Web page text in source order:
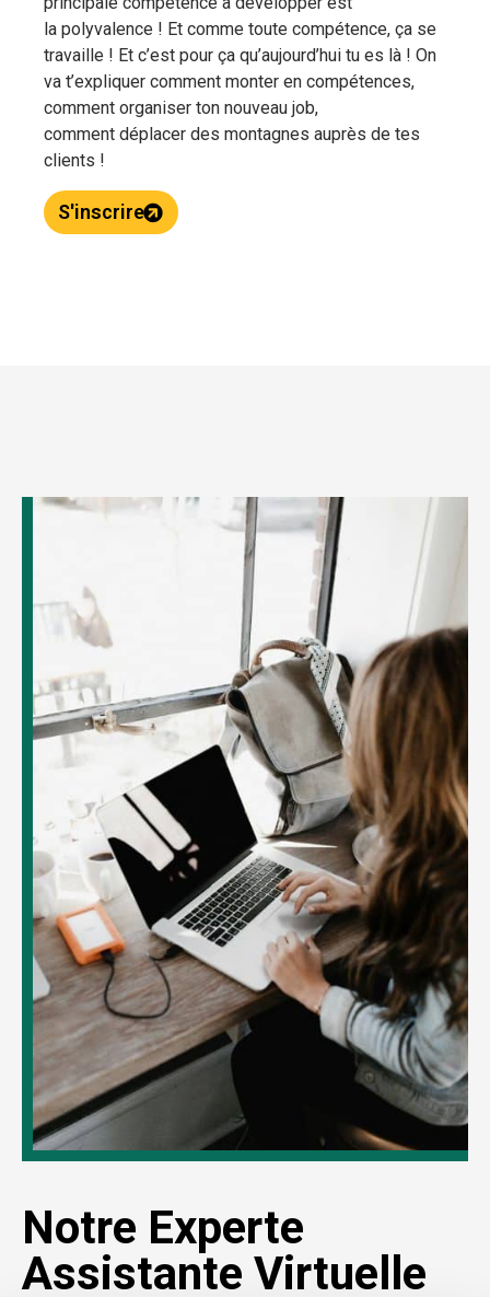
la polyvalence ! Et comme toute compétence, ça se
travaille ! Et c’est pour ça qu’aujourd’hui tu es là ! On
va t’expliquer comment monter en compétences,
comment organiser ton nouveau job,
comment déplacer des montagnes auprès de tes
clients !
S'inscrire
Notre Experte
Assistante Virtuelle